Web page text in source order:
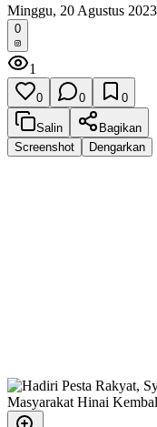
Minggu, 20 Agustus
0
1
0 0 0
Salin
Bagikan
Screenshot
Dengarkan